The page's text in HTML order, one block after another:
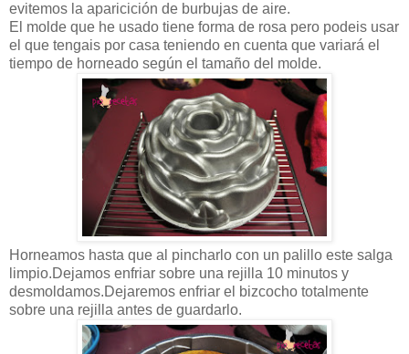
evitemos la aparicición de burbujas de aire.
El molde que he usado tiene forma de rosa pero podeis usar
el que tengais por casa teniendo en cuenta que variará el
tiempo de horneado según el tamaño del molde.
Horneamos hasta que al pincharlo con un palillo este salga
limpio.Dejamos enfriar sobre una rejilla 10 minutos y
desmoldamos.Dejaremos enfriar el bizcocho totalmente
sobre una rejilla antes de guardarlo.